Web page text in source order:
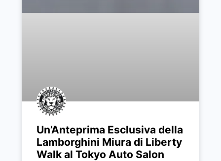
Un’Anteprima Esclusiva della
Lamborghini Miura di Liberty
Walk al Tokyo Auto Salon